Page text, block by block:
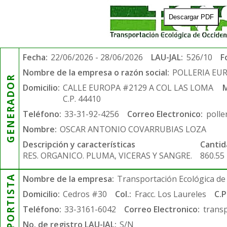
Descargar PDF
GENERADOR
Fecha: 22/06/2026 - 28/06/2026 LAU-JAL: 526/10
Nombre de la empresa o razón social: POLLERIA
Domicilio: CALLE EUROPA #2129 A COL LAS LOMA
C.P. 44410
Teléfono: 33-31-92-4256 Correo Electronico:
Nombre: OSCAR ANTONIO COVARRUBIAS LOZA
Descripción y características
RES. ORGANICO. PLUMA, VICERAS Y SANGRE.
860.55
Nombre de la empresa: Transportación Ecológica de
Domicilio: Cedros #30 Col.: Fracc. Los Laureles
Teléfono: 33-3161-6042 Correo Electronico:
No. de registro LAU-JAL: S/N